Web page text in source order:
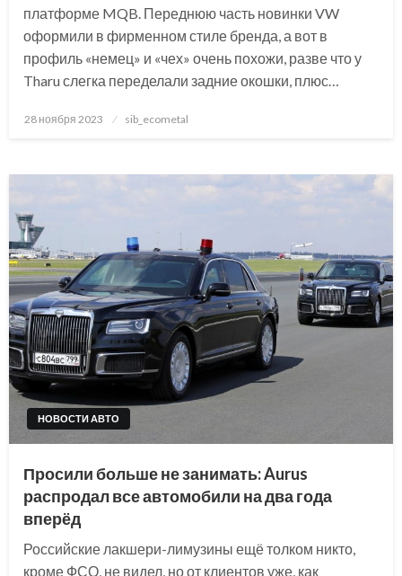
платформе MQB. Переднюю часть новинки VW
оформили в фирменном стиле бренда, а вот в
профиль «немец» и «чех» очень похожи, разве что у
Tharu слегка переделали задние окошки, плюс…
Posted
28 ноября 2023 sib_ecometal
НОВОСТИ АВТО
Просили больше не занимать: Aurus
распродал все автомобили на два года
вперёд
Российские лакшери-лимузины ещё толком никто,
кроме ФСО, не видел, но от клиентов уже, как